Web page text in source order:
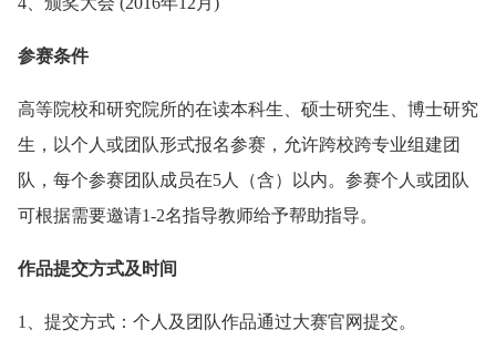
参赛条件
高等院校和研究院所的在读本科生、硕士研究生、博士研究
生，以个人或团队形式报名参赛，允许跨校跨专业组建团
队，每个参赛团队成员在5人（含）以内。参赛个人或团队
可根据需要邀请1-2名指导教师给予帮助指导。
作品提交方式及时间
1、提交方式：个人及团队作品通过大赛官网提交。